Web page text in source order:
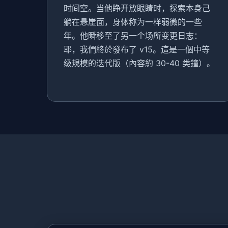
时间空。当他睁开放眼睛时，探索本身己
躺在悬崖面，身体称为一样弱微的一些
年。他瞬移至了另一个场所变更日志：
耶，我們終於發布了 v15。這是一個中等
级規模的迭代版（內容約 30-40 类鐘）。